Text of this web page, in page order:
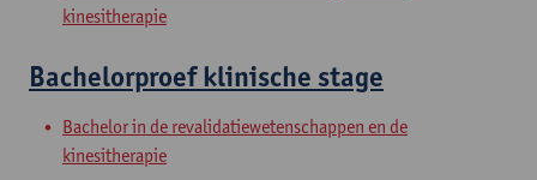
kinesitherapie
Bachelorproef klinische stage
Bachelor in de revalidatiewetenschappen en de
kinesitherapie